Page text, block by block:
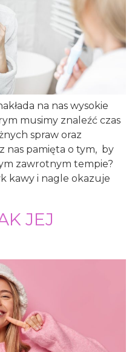
na nas wysokie
musimy znaleźć czas
spraw oraz
nas pamięta o tym, by
zawrotnym tempie?
kawy i nagle okazuje
JEJ